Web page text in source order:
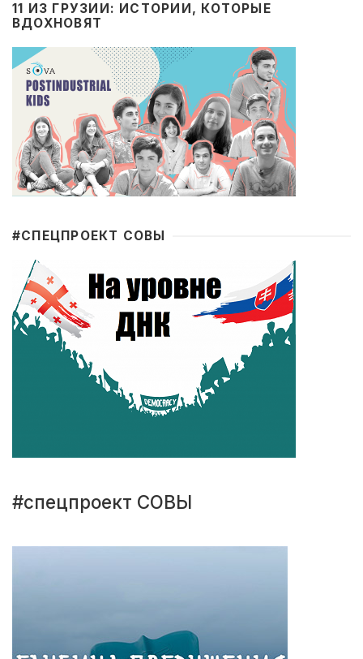
11 ИЗ ГРУЗИИ: ИСТОРИИ, КОТОРЫЕ
ВДОХНОВЯТ
#CПЕЦПРОЕКТ СОВЫ
#спецпроект СОВЫ